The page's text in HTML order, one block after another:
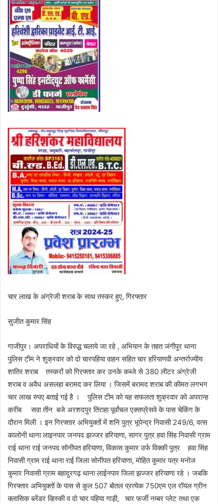
चार लाख के अंग्रेजी शराब के साथ तस्कर हुए, गिरफ्तार
सुजीत कुमार सिंह
गाजीपुर। अपराधियों के विरुद्ध चलाये जा रहे , अभियान के तहत जंगीपुर थाना
पुलिस टीम ने शुक्रवार को दो चारपहिया वाहन सहित चार हरियाणवी अन्तर्राज्यीय
शातिर शराब तस्करों को गिरफ्तार कर उनके कब्जे से 380 लीटर अंग्रेजी
शराब व अवैध असलहा बरामद कर लिया । जिसमें बरामद शराब की कीमत लगभग
चार लाख रुपए बताई गई है । पुलिस टीम को यह सफलता शुक्रवार को अपरान्ह
करीब सवा तीन बजे अरशदपुर तिराहा पूर्वांचल एक्सप्रेसवे के पास चेकिंग के
दौरान मिली । इन गिरफ्तार अभियुक्तों में शनि पुत्र भूपेन्द्र निवासी 249/6, वत्स
कालोनी थाना लाइनपार जनपद झज्जर हरियाणा, सागर पुत्र हवा सिंह निवासी ग्राम
राई थाना राई जनपद सोनीपत हरियाणा, विकास कुमार उर्फ विक्की पुत्र हवा सिंह
निवासी ग्राम राई थाना राई जिला सोनीपत हरियाणा, मोहित कुमार पत्र मनोज
कुमार निवासी ग्राम बहादुरगढ़ थाना लाईनपार जिला झज्जर हरियाणा रहे । जबकि
गिरफ्तार अभियुक्तों के पास से कुल 507 बोतल प्रत्येक 750एम एल रॉयल ग्रीन
क्लासिक ब्लेंडर व्हिस्की व दो चार पहिया गाड़ी, चार फर्जी नम्बर प्लेट तथा एक